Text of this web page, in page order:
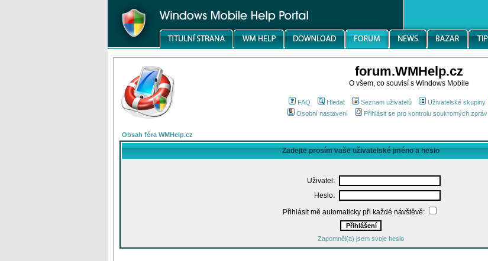
forum.WMHelp.cz
O všem, co souvisí s Windows Mobile
FAQ Hledat Seznam uživatelů Uživatelské skupiny
Osobní nastavení
Přihlásit se pro kontrolu soukromých zpráv
Obsah fóra WMHelp.cz
Zadejte prosím vaše uživatelské jméno a heslo
Uživatel:
Heslo:
Přihlásit mě automaticky při každé návštěvě:
Zapomněl(a) jsem svoje heslo